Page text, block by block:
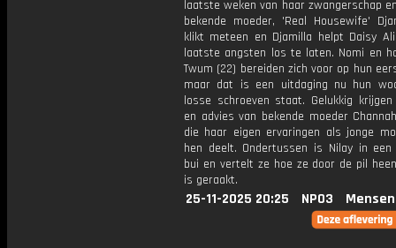
laatste weken van haar zwangerschap
bekende moeder, 'Real Housewife'
klikt meteen en Djamilla helpt Daisy
laatste angsten los te laten. Nomi en
Twum (22) bereiden zich voor op hun
maar dat is een uitdaging nu hun
losse schroeven staat. Gelukkig
en advies van bekende moeder
die haar eigen ervaringen als jonge
hen deelt. Ondertussen is Nilay in een
bui en vertelt ze hoe ze door de pil
is geraakt.
25-11-2025 20:25 NPO3